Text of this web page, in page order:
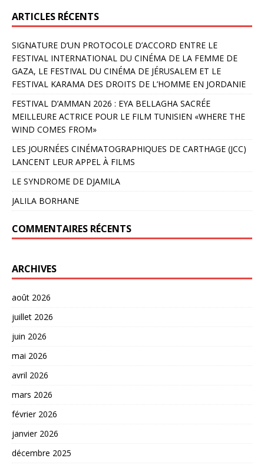
ARTICLES RÉCENTS
SIGNATURE D’UN PROTOCOLE D’ACCORD ENTRE LE
FESTIVAL INTERNATIONAL DU CINÉMA DE LA FEMME DE
GAZA, LE FESTIVAL DU CINÉMA DE JÉRUSALEM ET LE
FESTIVAL KARAMA DES DROITS DE L’HOMME EN JORDANIE
FESTIVAL D’AMMAN 2026 : EYA BELLAGHA SACRÉE
MEILLEURE ACTRICE POUR LE FILM TUNISIEN «WHERE THE
WIND COMES FROM»
LES JOURNÉES CINÉMATOGRAPHIQUES DE CARTHAGE (JCC)
LANCENT LEUR APPEL À FILMS
LE SYNDROME DE DJAMILA
JALILA BORHANE
COMMENTAIRES RÉCENTS
ARCHIVES
août 2026
juillet 2026
juin 2026
mai 2026
avril 2026
mars 2026
février 2026
janvier 2026
décembre 2025